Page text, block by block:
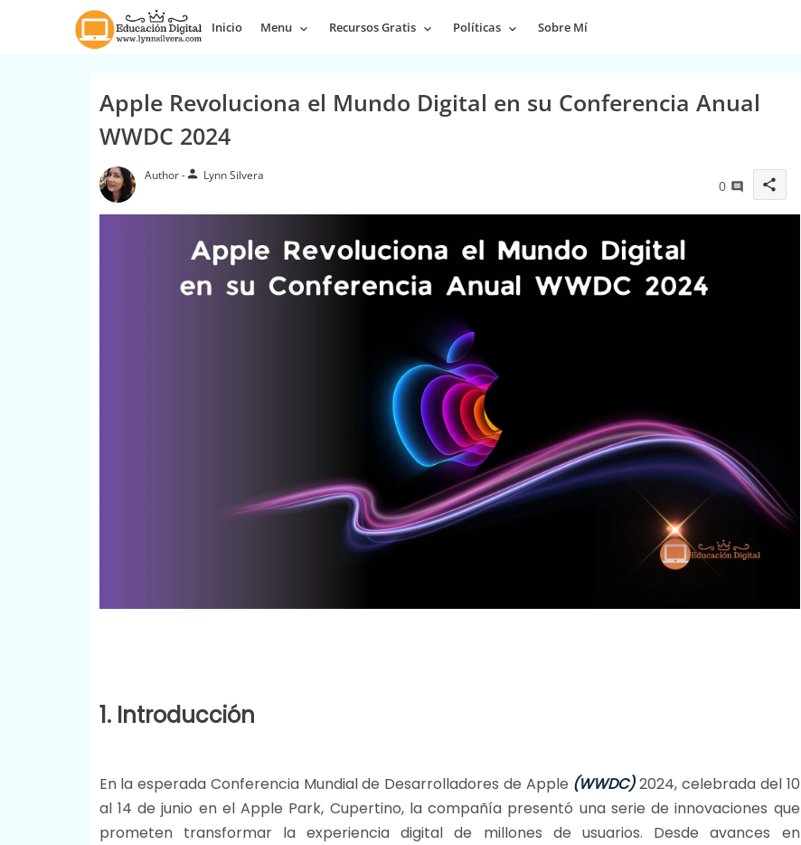
Inicio Menu Recursos Gratis Políticas Sobre Mí
Apple Revoluciona el Mundo Digital en su Conferencia Anual
WWDC 2024
person Lynn Silvera
0 share
1. Introducción
En la esperada Conferencia Mundial de Desarrolladores de Apple (WWDC)2024, celebrada del 10
al 14 de junio en el Apple Park, Cupertino, la compañía presentó una serie de innovaciones que
prometen transformar la experiencia digital de millones de usuarios. Desde avances en